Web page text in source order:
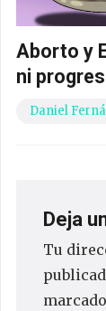
Aborto y
ni
Daniel
Deja
Tu